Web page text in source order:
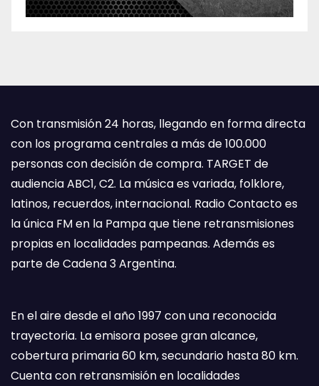
Con transmisión 24 horas, llegando en forma directa
con los programa centrales a más de 100.000
personas con decisión de compra. TARGET de
audiencia ABC1, C2. La música es variada, folklore,
latinos, recuerdos, internacional. Radio Contacto es
la única FM en la Pampa que tiene retransmisiones
propias en localidades pampeanas. Además es
parte de Cadena 3 Argentina.
En el aire desde el año 1997 con una reconocida
trayectoria. La emisora posee gran alcance,
cobertura primaria 60 km, secundario hasta 80 km.
Cuenta con retransmisión en localidades